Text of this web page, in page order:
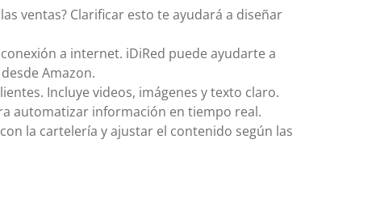
ventas? Clarificar esto te ayudará a diseñar
a internet. iDiRed puede ayudarte a
Amazon.
Incluye videos, imágenes y texto claro.
automatizar información en tiempo real.
la cartelería y ajustar el contenido según las